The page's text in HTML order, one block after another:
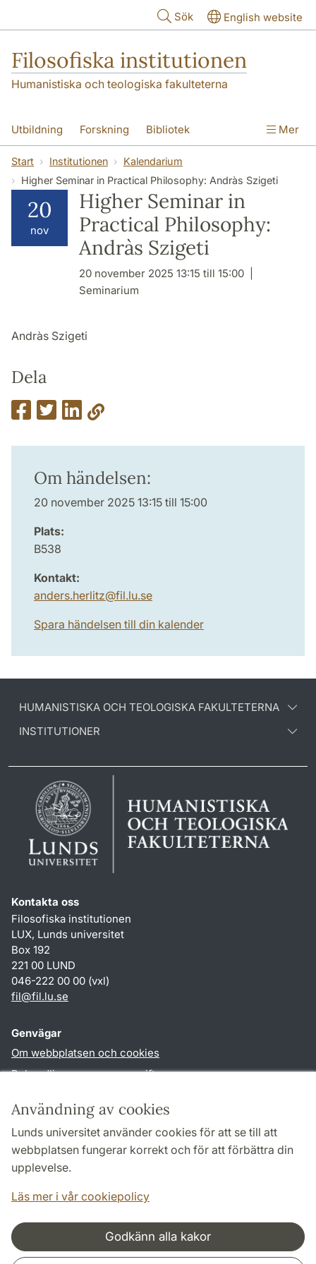
Användning av cookies
Lunds universitet använder cookies för att se till att
webbplatsen fungerar korrekt och för att förbättra din
upplevelse.
Läs mer i vår cookiepolicy
Godkänn alla kakor
Sök English website
Filosofiska institutionen
Humanistiska och teologiska fakulteterna
Utbildning Forskning Bibliotek
Personal Kontakt Institutionen
Mer
Start Institutionen
Kalendarium
Higher Seminar in Practical Philosophy: Andràs Szigeti
20
nov
Higher Seminar in
Practical Philosophy:
Andràs Szigeti
20 november 2025 13:15 till 15:00
Seminarium
Andràs Szigeti
Dela
Om händelsen:
20 november 2025 13:15 till 15:00
Plats:
B538
Kontakt:
anders.herlitz@fil.lu.se
Spara händelsen till din kalender
HUMANISTISKA OCH TEOLOGISKA FAKULTETERNA
INSTITUTIONER
Kontakta oss
Filosofiska institutionen
LUX, Lunds universitet
Box 192
221 00 LUND
046-222 00 00 (vxl)
fil@fil.lu.se
Genvägar
Om webbplatsen och cookies
Behandling av personuppgifter
TYPO3-login
Följ oss i sociala medier
Samarbeten och nätverk